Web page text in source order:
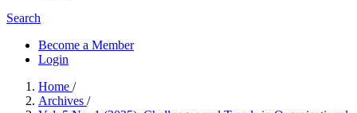
Search
Become a Member
Login
Home /
Archives /